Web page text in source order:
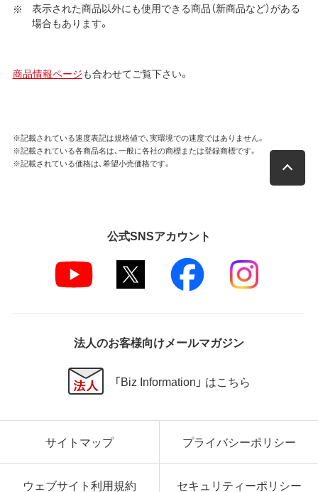
表示された商品以外にも使用できる商品（新商品など）がある
場合もあります。
商品情報ページも合わせてご覧下さい。
※記載されている速度表記は規格値で、実環境での速度ではありません。
※記載されている各商品名は、一般に各社の商標または登録商標です。
※記載されている価格は、希望小売価格です。
公式SNSアカウント
法人のお客様向けメールマガジン
「Biz Information」 はこちら
サイトマップ プライバシーポリシー
ウェブサイト利用規約 セキュリティーポリシー